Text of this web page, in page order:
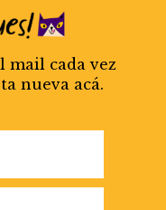
mail cada vez
nueva acá.